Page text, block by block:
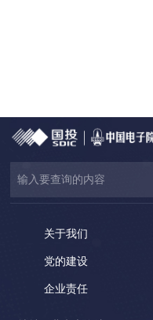
关于我们
党的建设
企业责任